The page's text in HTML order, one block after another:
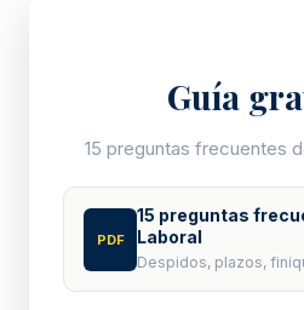
Guía
15 preguntas frecuentes
PDF
15 preguntas
Laboral
Despidos, plazos,